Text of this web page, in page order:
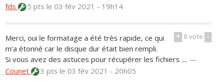
fds
5 ptsle 03 fév 2021 - 19h14
+ 0vote -
Merci, oui le formatage a été très rapide, ce qui
m’a étonné car le disque dur était bien rempli.
Si vous avez des astuces pour récupérer les fichiers .... —
Counet
3 ptsle 03 fév 2021 - 20h05